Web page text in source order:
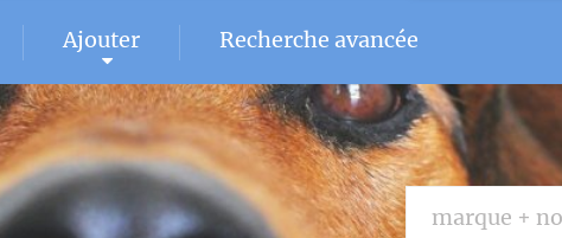
Ajouter Recherche avancée